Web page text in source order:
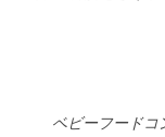
ベビーフードコ